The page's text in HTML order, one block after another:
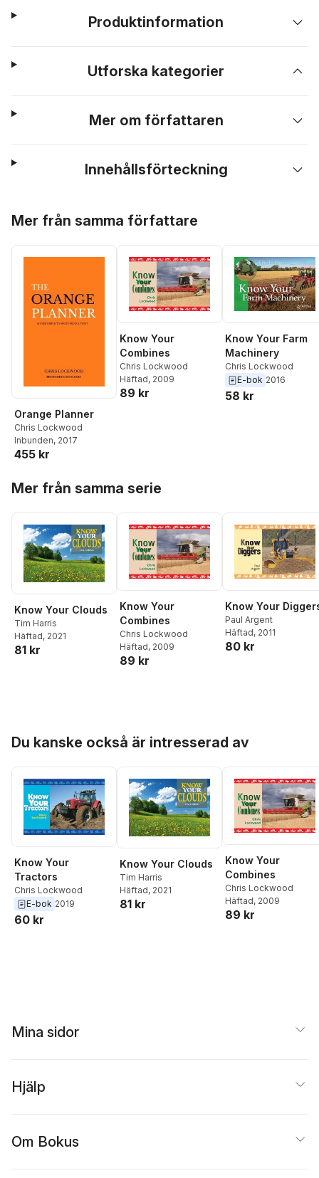
Produktinformation
Utforska kategorier
Mer om författaren
Innehållsförteckning
Mer från samma författare
Orange Planner
Chris Lockwood
Inbunden, 2017
455 kr
Know Your
Combines
Chris Lockwood
Häftad, 2009
89 kr
Know Your Farm
Machinery
Chris Lockwood
E-bok 2016
58 kr
Mer från samma serie
Know Your Clouds
Tim Harris
Häftad, 2021
81 kr
Know Your
Combines
Chris Lockwood
Häftad, 2009
89 kr
Know Your
Paul Argent
Häftad, 2011
80 kr
Du kanske också är intresserad av
Know Your
Tractors
Chris Lockwood
E-bok 2019
60 kr
Know Your Clouds
Tim Harris
Häftad, 2021
81 kr
Know Your
Combines
Chris Lockwood
Häftad, 2009
89 kr
Mina sidor
Hjälp
Om Bokus